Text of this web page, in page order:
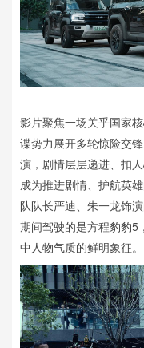
影片聚焦一场关乎国家
谍势力展开多轮惊险交
演，剧情层层递进、扣
成为推进剧情、护航英
队队长严迪、朱一龙饰
期间驾驶的是方程豹豹5
中人物气质的鲜明象征。